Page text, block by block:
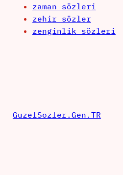
zaman sözleri
zehir sözler
zenginlik sözleri
GuzelSozler.Gen.TR